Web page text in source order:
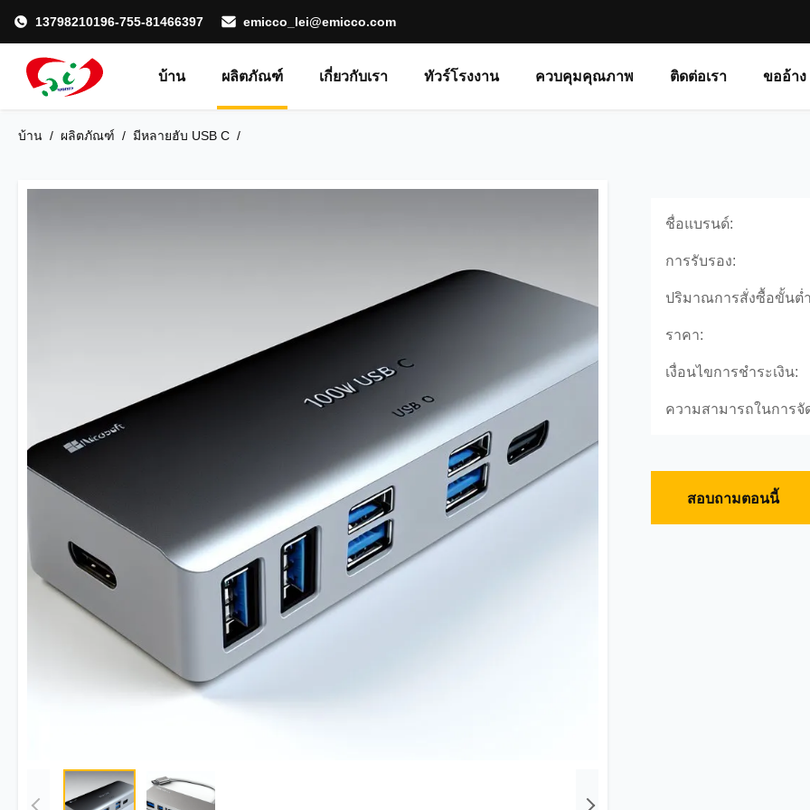
13798210196-755-81466397 emicco_lei@emicco.com
บ้าน ผลิตภัณฑ์ เกี่ยวกับเรา ทัวร์โรงงาน ควบคุมคุณภาพ ติดต่อเรา ขออ้าง
บ้าน / ผลิตภัณฑ์ / มีหลายฮับ USB C /
ชื่อแบรนด์:
การรับรอง:
ปริมาณการสั่งซื้อขั้นต่
ราคา:
เงื่อนไขการชำระเงิน:
ความสามารถในการจั
สอบถามตอนนี้